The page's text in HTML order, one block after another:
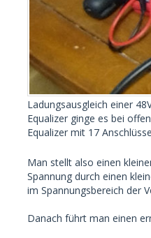
Ladungsausgleich einer
Equalizer ginge es bei
Equalizer mit 17
Man stellt also einen
Spannung durch einen
im Spannungsbereich der
Danach führt man einen